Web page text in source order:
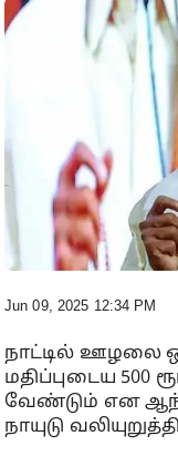
Jun 09, 2025 12:34 PM
நாட்டில் ஊழலை
மதிப்புடைய 500
வேண்டும் என
நாயுடு